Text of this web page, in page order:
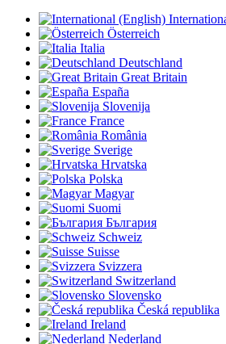
Österreich
Italia
Deutschland
Great Britain
España
Slovenija
France
România
Sverige
Hrvatska
Polska
Magyar
Suomi
България
Schweiz
Suisse
Svizzera
Switzerland
Slovensko
Česká republika
Ireland
Nederland